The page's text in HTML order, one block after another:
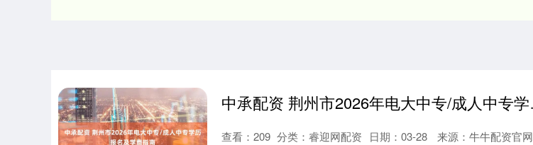
中承配
日期：03-28 来源：牛牛配资官
查看： 209 分类： 睿迎网配资